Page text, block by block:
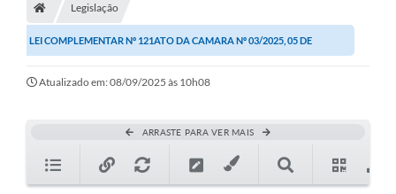
Legislação
LEI COMPLEMENTAR Nº 121ATO DA CAMARA Nº 03/2025, 05 DE
Atualizado em: 08/09/2025 às 10h08
ARRASTE PARA VER MAIS